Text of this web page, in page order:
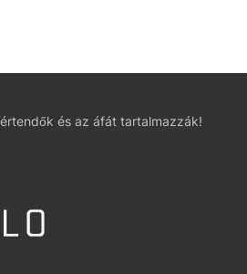
és az áfát tartalmazzák!